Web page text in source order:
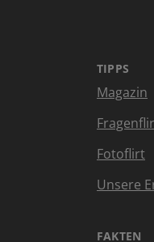
TIPPS
Magazin
Fotoflirt
Unsere
FAKTEN